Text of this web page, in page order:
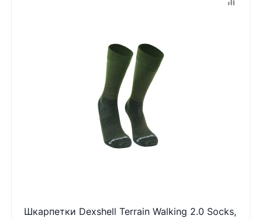
Шкарпетки Dexshell Terrain Walking 2.0 Socks,